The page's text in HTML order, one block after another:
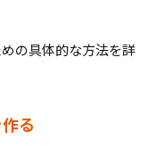
の具体的な方法を詳
る